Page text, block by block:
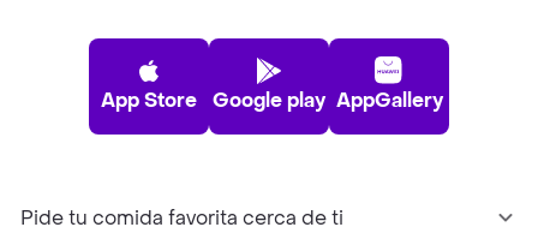
App Store Google play AppGallery
Pide tu comida favorita cerca de ti